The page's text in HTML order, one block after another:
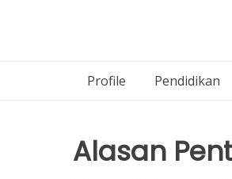
Profile Pendidikan
Alasan